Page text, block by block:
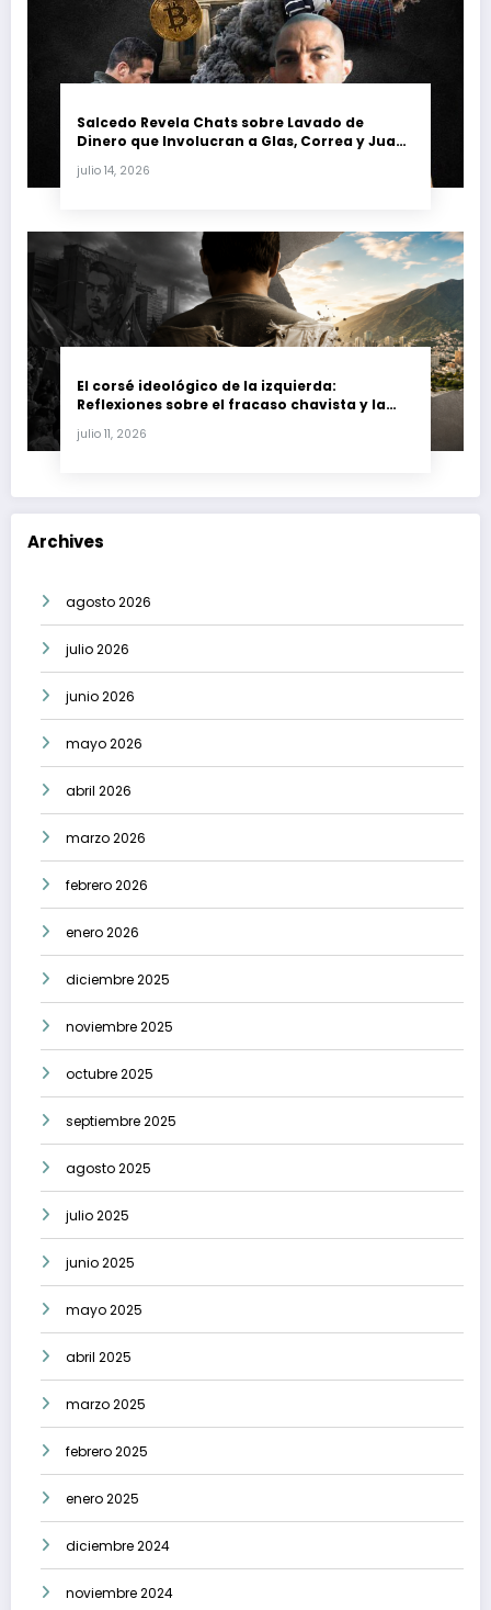
Salcedo Revela Chats sobre Lavado de
Dinero que Involucran a Glas, Correa y Juan
julio 14, 2026
El corsé ideológico de la izquierda:
Reflexiones sobre el fracaso chavista y la
julio 11, 2026
Archives
agosto 2026
julio 2026
junio 2026
mayo 2026
abril 2026
marzo 2026
febrero 2026
enero 2026
diciembre 2025
noviembre 2025
octubre 2025
septiembre 2025
agosto 2025
julio 2025
junio 2025
mayo 2025
abril 2025
marzo 2025
febrero 2025
enero 2025
diciembre 2024
noviembre 2024